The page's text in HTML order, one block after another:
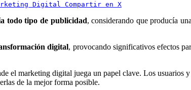
Digital Compartir en X
todo tipo de publicidad, considerando que producía
digital, provocando significativos efectos
el marketing digital juega un papel clave. Los usuarios
de la mejor forma posible.